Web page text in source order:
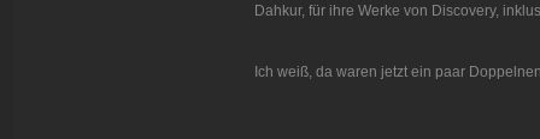
Dahkur, für ihre Werke von Discovery,
Ich weiß, da waren jetzt ein paar